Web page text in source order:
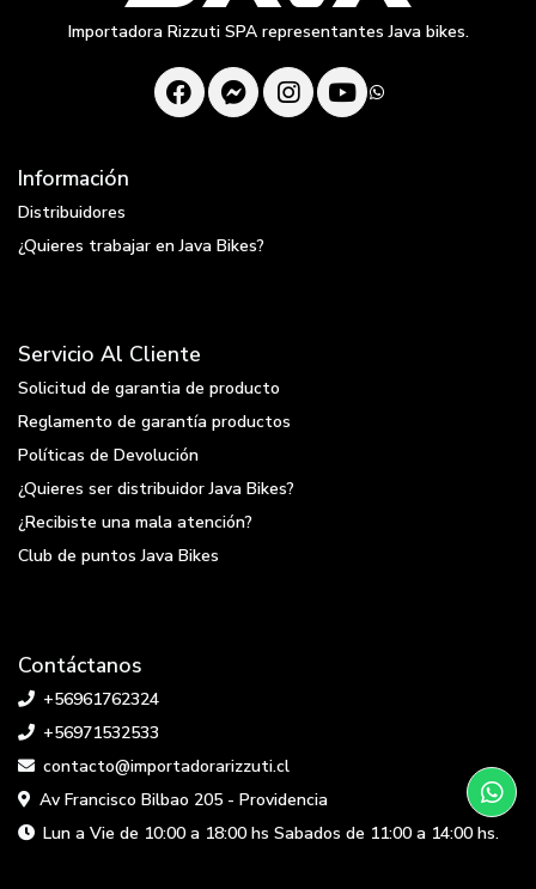
Importadora Rizzuti SPA representantes Java bikes.
Información
Distribuidores
¿Quieres trabajar en Java Bikes?
Servicio Al Cliente
Solicitud de garantia de producto
Reglamento de garantía productos
Políticas de Devolución
¿Quieres ser distribuidor Java Bikes?
¿Recibiste una mala atención?
Club de puntos Java Bikes
Contáctanos
+56961762324
+56971532533
contacto@importadorarizzuti.cl
Av Francisco Bilbao 205 - Providencia
Lun a Vie de 10:00 a 18:00 hs Sabados de 11:00 a 14:00 hs.